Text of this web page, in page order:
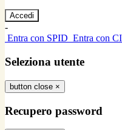
-
Entra con SPID Entra con
Seleziona utente
button close ×
Recupero password